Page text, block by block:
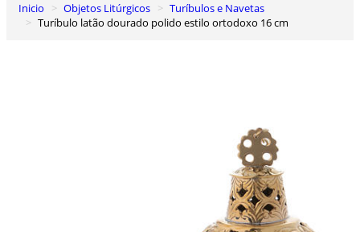
0
Carrinho de Compras
Inicio Objetos Litúrgicos
Turíbulos e Navetas
Turíbulo latão dourado polido estilo ortodoxo 16 cm